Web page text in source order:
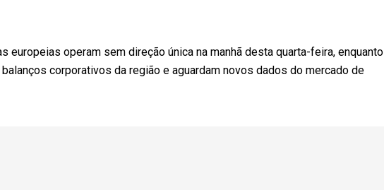
operam sem direção única na manhã desta quarta-feira, enquanto
corporativos da região e aguardam novos dados do mercado de